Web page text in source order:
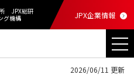
JPX総研
グ機構 JPX企業情報
2026/06/11 更新